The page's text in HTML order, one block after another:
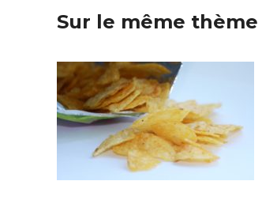
Sur le même thème